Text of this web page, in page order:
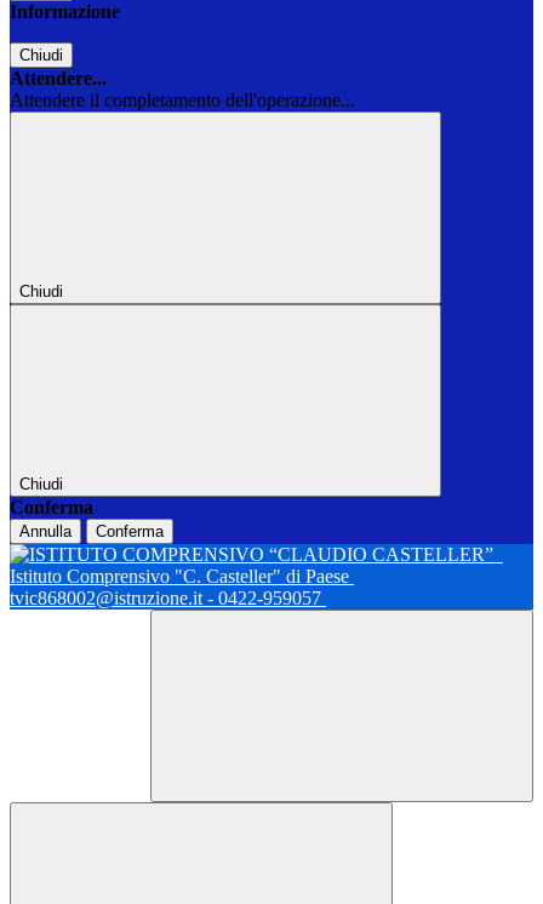
Informazione
Chiudi
Attendere...
Attendere il completamento dell'operazione...
Chiudi
Chiudi
Conferma
Annulla Conferma
Istituto Comprensivo "C. Casteller" di Paese
tvic868002@istruzione.it - 0422-959057